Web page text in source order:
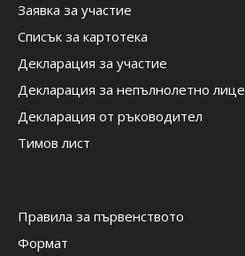
Заявка за участие
Списък за картотека
Декларация за участие
Декларация за непълнолетно лице
Декларация от ръководител
Тимов лист
Правила за първенството
Формат